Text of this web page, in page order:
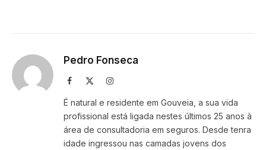
Pedro Fonseca
Facebook Instagram
É natural e residente em Gouveia, a sua vida
profissional está ligada nestes últimos 25 anos à
área de consultadoria em seguros. Desde tenra
idade ingressou nas camadas jovens dos